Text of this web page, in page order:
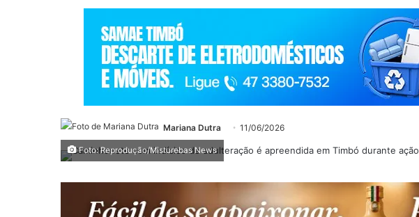
Mariana Dutra 11/06/2026
Foto: Reprodução/Misturebas News